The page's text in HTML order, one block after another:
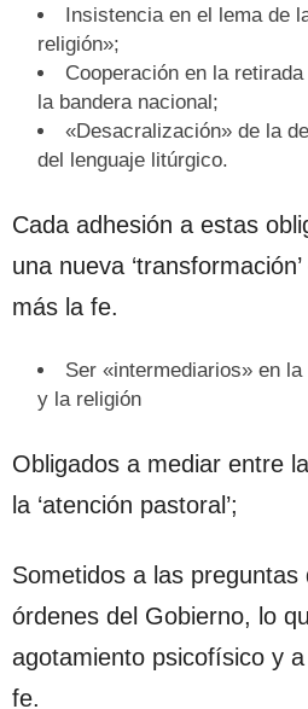
Insistencia en el lema de
religión»;
Cooperación en la
la bandera nacional;
«Desacralización» de la
del lenguaje litúrgico.
Cada adhesión a estas
una nueva
más la fe.
Ser «intermediarios» en
y la religión
Obligados a mediar entre
la ‘atención pastoral’;
Sometidos a las
órdenes del Gobierno, lo
agotamiento psicofísico y
fe.